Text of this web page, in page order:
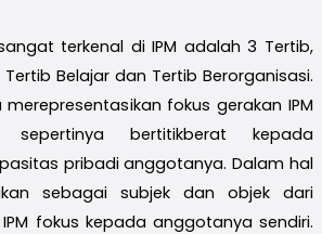
terkenal di IPM adalah 3 Tertib,
Belajar dan Tertib Berorganisasi.
fokus gerakan IPM
bertitikberat kepada
pribadi anggotanya. Dalam hal
sebagai subjek dan objek dari
fokus kepada anggotanya sendiri.